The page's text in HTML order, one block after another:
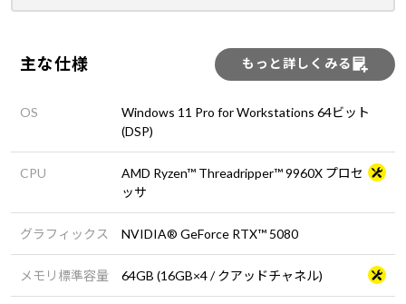
主な仕様 もっと詳しくみる
OS
Windows 11 Pro for Workstations 64ビット
(DSP)
CPU
AMD Ryzen™ Threadripper™ 9960X プロセ
ッサ
グラフィックス NVIDIA® GeForce RTX™ 5080
メモリ標準容量 64GB (16GB×4 / クアッドチャネル)